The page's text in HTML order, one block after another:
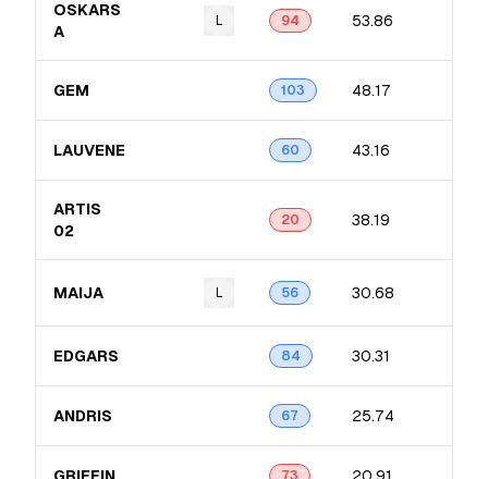
OSKARS
A
L 94 53.86
GEM 103 48.17
LAUVENE 60 43.16
ARTIS
02
20 38.19
MAIJA L 56 30.68
EDGARS 84 30.31
ANDRIS 67 25.74
73